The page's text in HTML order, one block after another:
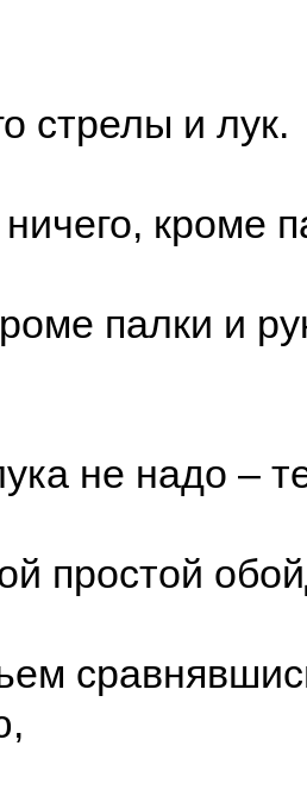
стрелы и лук.
кроме
палки и
не надо –
простой